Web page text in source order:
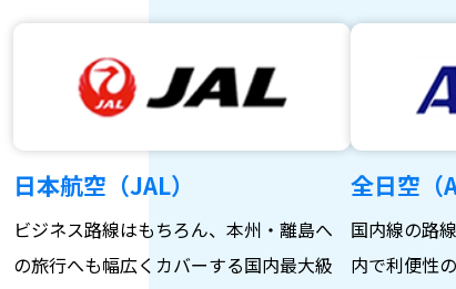
日本航空（JAL）
ビジネス路線はもちろん、本州・離島へ
の旅行へも幅広くカバーする国内最大級
全日空（
国内線の路
内で利便性